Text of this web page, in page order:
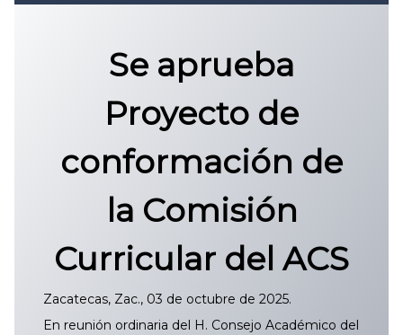
CONVOCATORIA DE INGRESO UAZ
Se aprueba
Proyecto de
conformación de
la Comisión
Curricular del ACS
Zacatecas, Zac., 03 de octubre de 2025.
En reunión ordinaria del H. Consejo Académico del